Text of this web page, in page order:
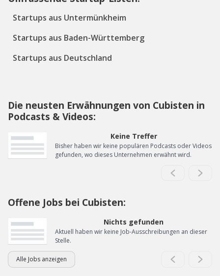
Startups aus Untermünkheim
Startups aus Baden-Württemberg
Startups aus Deutschland
Die neusten Erwähnungen von Cubisten in
Podcasts & Videos:
Keine Treffer
Bisher haben wir keine populären Podcasts oder Videos
gefunden, wo dieses Unternehmen erwähnt wird.
Offene Jobs bei Cubisten:
Nichts gefunden
Aktuell haben wir keine Job-Ausschreibungen an dieser
Stelle.
Alle Jobs anzeigen